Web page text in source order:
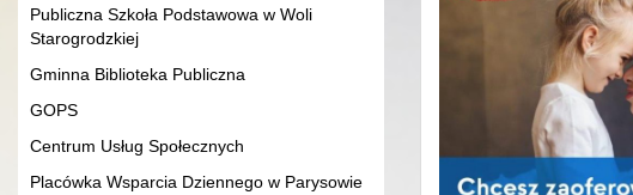
Publiczna Szkoła Podstawowa w Woli
Starogrodzkiej
Gminna Biblioteka Publiczna
GOPS
Centrum Usług Społecznych
Placówka Wsparcia Dziennego w Parysowie